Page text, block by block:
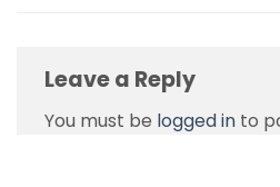
Leave a Reply
You must be logged in to